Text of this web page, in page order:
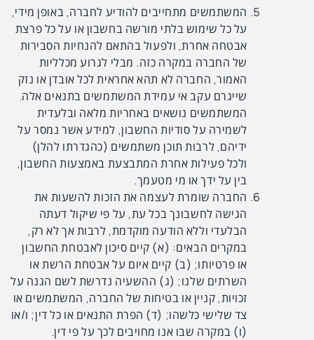
המשתמשים מתחייבים להודיע לחברה, באופן מידי,
על כל שימוש בלתי מורשה בחשבון או על כל פרצת
אבטחה אחרת, ולפעול בהתאם להנחיות הסבירות
של החברה במקרה כזה. מבלי לגרוע מכלליות
האמור, החברה לא תהא אחראית לכל אובדן או נזק
שייגרם עקב אי עמידת המשתמשים בתנאים אלה.
המשתמשים נושאים באחריות מלאה ובלעדית
לשמירה על סודיות החשבון, למידע אשר נמסר על
ידיהם, לרבות תוכן משתמשים (כהגדרתו להלן)
ולכל פעילות אחרת המתבצעת באמצעות החשבון,
בין על ידך או מי מטעמך.
החברה שומרת לעצמה את הזכות להשעות את
הגישה לחשבונך בכל עת, על פי שיקול דעתה
הבלעדי וללא הודעה מוקדמת, לרבות אך לא רק,
במקרים הבאים: (א) קיים סיכון לאבטחת החשבון
או פרטיותו; (ב) קיים איום על אבטחת הרשת או
השרתים שלנו; (ג) ההשעיה נדרשת לשם הגנה על
זכויות, קניין או בטיחות של החברה, המשתמשים או
צד שלישי כלשהו; (ד) הפרת התנאים או כל דין; ו/או
(ו) במקרה שבו אנו מחויבים לכך על פי דין.